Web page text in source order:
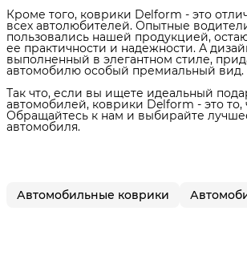
Кроме того, коврики Delform - это
всех автолюбителей. Опытные
пользовались нашей продукцией,
ее практичности и надежности. А
выполненный в элегантном стиле,
автомобилю особый премиальный вид.
Так что, если вы ищете идеальный
автомобилей, коврики Delform - это то,
Обращайтесь к нам и выбирайте
автомобиля.
Автомобильные коврики